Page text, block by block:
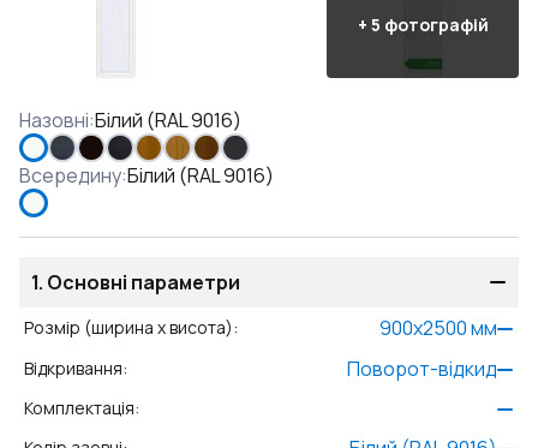
+ 5 фотографій
Назовні:Білий (RAL 9016)
Всередину:Білий (RAL 9016)
1. Основні параметри
Розмір (ширина x висота): 900x2500мм
Відкривання: Поворот-відкид
Комплектація: